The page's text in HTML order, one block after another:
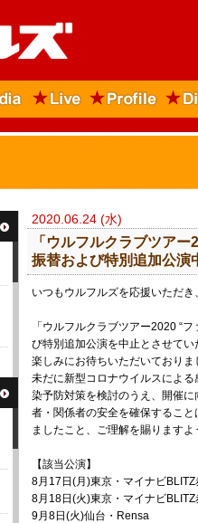
2020.06.24 (水)
「ウルフルクラブツア
振替および特別追加公演
いつもウルフルズを応援いただき
「ウルフルクラブツアー2020 “
び特別追加公演を中止とさせてい
楽しみにお待ちいただいておりま
未だに新型コロナウイルスによ
染予防対策を検討のうえ、開催
者・関係者の安全を確保するこ
ましたこと、ご理解を賜りますよ
【該当公演】
8月17日(月)東京・マイナビBLITZ
8月18日(火)東京・マイナビBLITZ
9月8日(火)仙台・Rensa